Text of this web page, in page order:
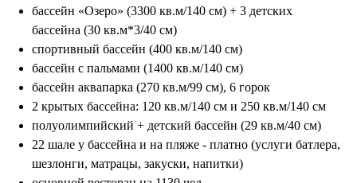
бассейн «Озеро» (3300 кв.м/140 см) + 3 детских
бассейна (30 кв.м*3/40 см)
спортивный бассейн (400 кв.м/140 см)
бассейн с пальмами (1400 кв.м/140 см)
бассейн аквапарка (270 кв.м/99 см), 6 горок
2 крытых бассейна: 120 кв.м/140 см и 250 кв.м/140 см
полуолимпийский + детский бассейн (29 кв.м/40 см)
22 шале у бассейна и на пляже - платно (услуги батлера,
шезлонги, матрацы, закуски, напитки)